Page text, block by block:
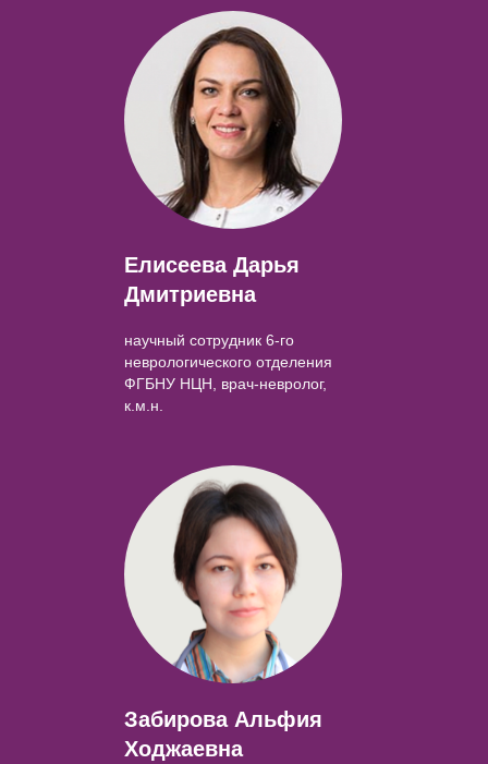
Елисеева Дарья
Дмитриевна
научный сотрудник 6-го
неврологического отделения
ФГБНУ НЦН, врач-невролог,
к.м.н.
Забирова Альфия
Ходжаевна